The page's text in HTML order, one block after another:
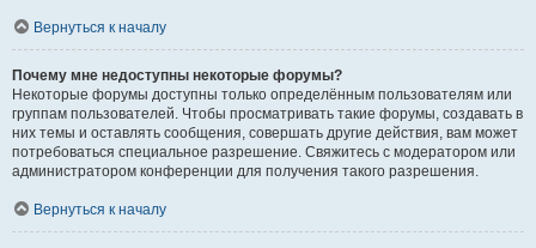
Вернуться к началу
Почему мне недоступны некоторые форумы?
Некоторые форумы доступны только определённым пользователям или
группам пользователей. Чтобы просматривать такие форумы, создавать в
них темы и оставлять сообщения, совершать другие действия, вам может
потребоваться специальное разрешение. Свяжитесь с модератором или
администратором конференции для получения такого разрешения.
Вернуться к началу